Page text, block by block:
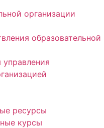
организации
образовательной
ресурсы
курсы